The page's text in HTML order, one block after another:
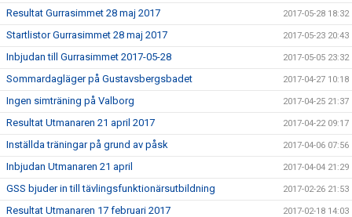
Resultat Gurrasimmet 28 maj 2017 2017-05-28 18:32
Startlistor Gurrasimmet 28 maj 2017 2017-05-23 20:43
Inbjudan till Gurrasimmet 2017-05-28 2017-05-05 23:32
Sommardagläger på Gustavsbergsbadet 2017-04-27 10:18
Ingen simträning på Valborg 2017-04-25 21:37
Resultat Utmanaren 21 april 2017 2017-04-22 09:17
Inställda träningar på grund av påsk 2017-04-06 07:56
Inbjudan Utmanaren 21 april 2017-04-04 21:29
GSS bjuder in till tävlingsfunktionärsutbildning 2017-02-26 21:53
Resultat Utmanaren 17 februari 2017 2017-02-18 14:03